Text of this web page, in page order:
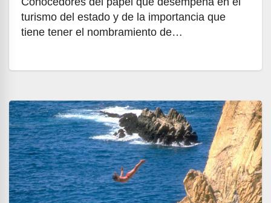
turismo del estado y de la importancia que
tiene tener el nombramiento de…